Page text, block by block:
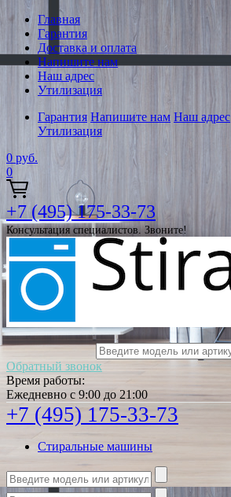
Главная
Гарантия
Доставка и оплата
Напишите нам
Наш адрес
Утилизация
Гарантия Напишите нам Наш адрес
Утилизация
0 руб.
0
+7 (495) 175-33-73
Консультация специалистов. Звоните!
Обратный звонок
Время работы:
Ежедневно с 9:00 до 21:00
+7 (495) 175-33-73
Стиральные машины